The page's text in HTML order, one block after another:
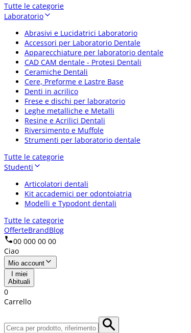
Tutte le categorie
Laboratorio
Abrasivi e Lucidatrici Laboratorio
Accessori per Laboratorio Dentale
Apparecchiature per laboratorio dentale
CAD CAM dentale - Protesi Dentali
Ceramiche Dentali
Cere, Preforme e Lastre Base
Denti in acrilico
Frese e dischi per laboratorio
Leghe metalliche e Metalli
Resine e Acrilici Dentali
Riversimento e Muffole
Strumenti per laboratorio dentale
Tutte le categorie
Studenti
Articolatori dentali
Kit accademici per odontoiatria
Modelli e Typodont dentali
Tutte le categorie
OfferteBrandBlog
00 000 00 00
Ciao
Mio account
I miei
Abituali
0
Carrello